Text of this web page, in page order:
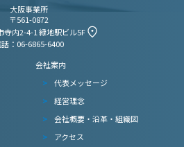
大阪事業所
〒561-0872
寺内2-4-1 緑地駅ビル5F
話：06-6865-6400
会社案内
代表メッセージ
経営理念
会社概要・沿革・組織図
アクセス